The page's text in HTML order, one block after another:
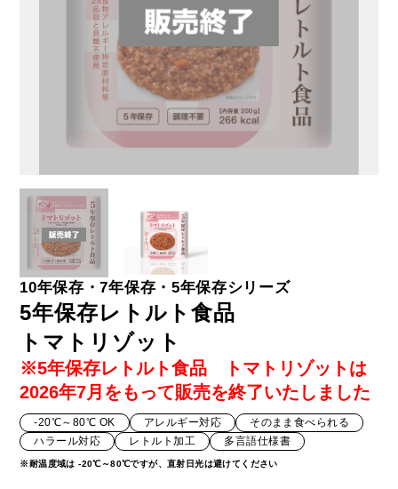
10年保存・7年保存・5年保存シリーズ
5年保存レトルト食品
トマトリゾット
※5年保存レトルト食品 トマトリゾットは
2026年7月をもって販売を終了いたしました
-20℃～80℃ OK アレルギー対応
そのまま食べられる
ハラール対応
レトルト加工 多言語仕様書
※耐温度域は -20℃～80℃ですが、直射日光は避けてください